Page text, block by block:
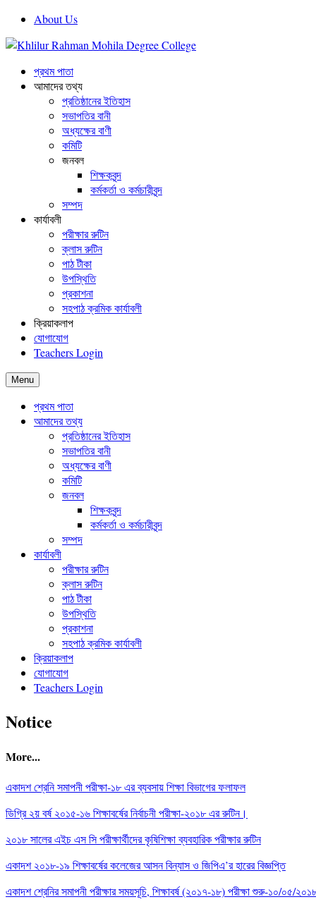
About Us
প্রথম পাতা
আমাদের তথ্য
প্রতিষ্ঠানের ইতিহাস
সভাপতির বানী
অধ্যক্ষের বাণী
কমিটি
জনবল
শিক্ষকবৃন্দ
কর্মকর্তা ও কর্মচারীবৃন্দ
সম্পদ
কার্যাবলী
পরীক্ষার রুটিন
ক্লাস রুটিন
পাঠ টীকা
উপস্থিতি
প্রকাশনা
সহপাঠ ক্রমিক কার্যাবলী
ক্রিয়াকলাপ
যোগাযোগ
Teachers Login
Menu
প্রথম পাতা
আমাদের তথ্য
প্রতিষ্ঠানের ইতিহাস
সভাপতির বানী
অধ্যক্ষের বাণী
কমিটি
জনবল
শিক্ষকবৃন্দ
কর্মকর্তা ও কর্মচারীবৃন্দ
সম্পদ
কার্যাবলী
পরীক্ষার রুটিন
ক্লাস রুটিন
পাঠ টীকা
উপস্থিতি
প্রকাশনা
সহপাঠ ক্রমিক কার্যাবলী
ক্রিয়াকলাপ
যোগাযোগ
Teachers Login
Notice
More...
একাদশ শ্রেনি সমাপনী পরীক্ষা-১৮ এর ব্যবসায় শিক্ষা বিভাগের ফলাফল
ডিগ্রি ২য় বর্ষ ২০১৫-১৬ শিক্ষাবর্ষের নির্বাচনী পরীক্ষা-২০১৮ এর রুটিন।
২০১৮ সালের এইচ এস সি পরীক্ষার্থীদের কৃষিশিক্ষা ব্যবহারিক পরীক্ষার রুটিন
একাদশ ২০১৮-১৯ শিক্ষাবর্ষের কলেজের আসন বিন্যাস ও জিপিএ’র হারের বিজ্ঞপ্তি
একাদশ শ্রেনির সমাপনী পরীক্ষার সময়সূচি, শিক্ষাবর্ষ (২০১৭-১৮) পরীক্ষা শুরু-১০/০৫/